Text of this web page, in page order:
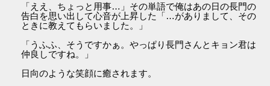
「ええ、ちょっと用事…」その単語で俺はあの日の長門の
告白を思い出して心音が上昇した「…がありまして、その
ときに教えてもらいました。」
「うふふ、そうですかぁ。やっぱり長門さんとキョン君は
仲良しですね。」
日向のような笑顔に癒されます。